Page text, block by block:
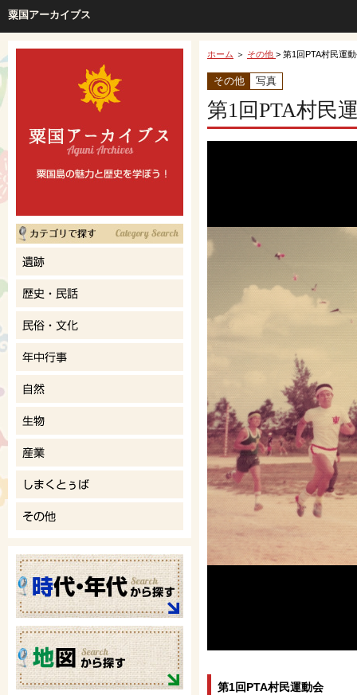
粟国アーカイブス
ホーム ＞ その他 > 第1回PTA村民運
その他 写真
第1回PTA村民
第1回PTA村民運動会